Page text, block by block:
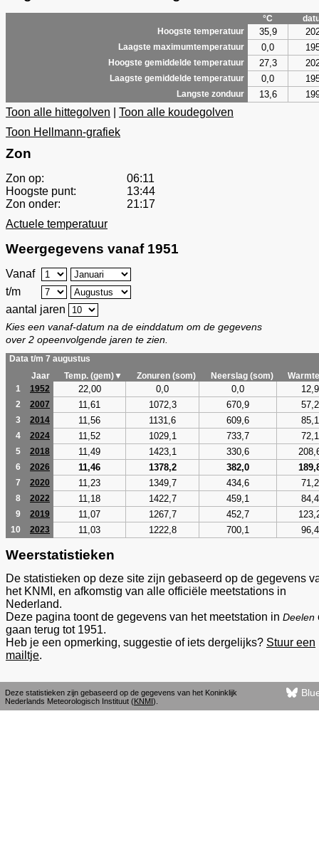
°C
Hoogste temperatuur
35,9
Laagste maximumtemperatuur 0,0
Hoogste gemiddelde temperatuur 27,3
Laagste gemiddelde temperatuur 0,0
Langste zonduur 13,6
Toon alle hittegolven
Toon alle koudegolven
Toon Hellmann-grafiek
Zon
Zon op:
06:11
Hoogste punt:
13:44
Zon onder:
21:17
Actuele temperatuur
Weergegevens vanaf 1951
Vanaf
t/m
aantal jaren
Kies een vanaf-datum na de einddatum om de gegevens
over 2 opeenvolgende jaren te zien.
Data t/m 7 augustus
Jaar
Temp. (gem)▼ Zonuren (som) Neerslag (som)
1
1952 22,00 0,0 0,0 12,9
2 2007 11,61 1072,3 670,9 57,2
3 2014 11,56 1131,6 609,6 85,1
4 2024 11,52 1029,1 733,7 72,1
5 2018 11,49 1423,1 330,6
6 2026 11,46 1378,2 382,0
7 2020 11,23 1349,7 434,6 71,2
8 2022 11,18 1422,7 459,1 84,4
9 2019 11,07 1267,7 452,7
10 2023 11,03 1222,8 700,1 96,4
Weerstatistieken
De statistieken op deze site zijn gebaseerd op de gegevens
het KNMI, en afkomstig van alle officiële meetstations in
Nederland.
Deze pagina toont de gegevens van het meetstation in Deelen
gaan terug tot 1951.
Heb je een opmerking, suggestie of iets dergelijks? Stuur een
mailtje.
Deze statistieken zijn gebaseerd op de gegevens van het Koninklijk
Nederlands Meteorologisch Instituut (KNMI).